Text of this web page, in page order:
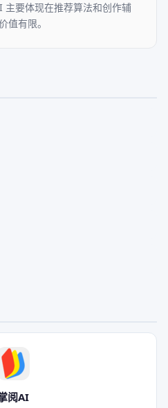
主要体现在推荐算法和创作辅
值有限。
阅AI